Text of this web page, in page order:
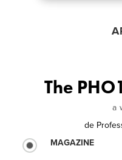
The
a
de
MAGAZINE